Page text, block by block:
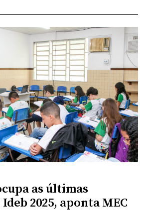
as últimas
2025, aponta MEC